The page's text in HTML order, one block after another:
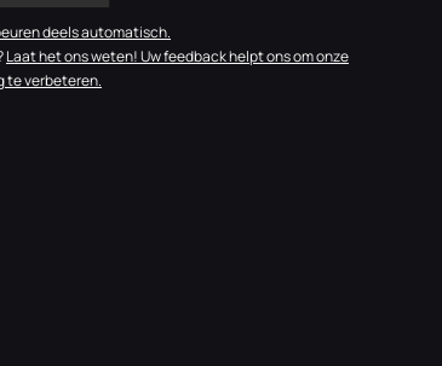
deels automatisch.
Laat het ons weten! Uw feedback helpt ons om onze
te verbeteren.